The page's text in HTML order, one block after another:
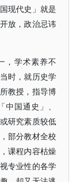
现代史」就是
放，政治忌讳
，学术素养不
时，就历史学
教授，指导博
国通史」、
研究素质较低
部分教材全校
课程内容枯燥
专业性的各学